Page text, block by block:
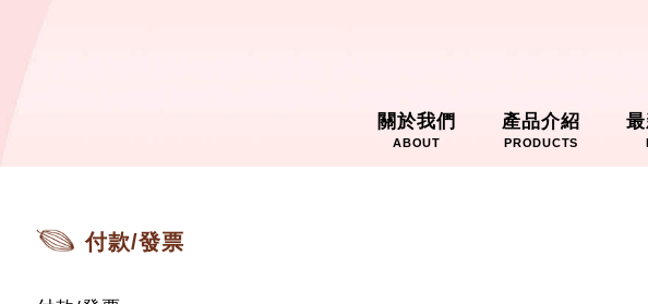
關於我們
ABOUT
產品介紹
PRODUCTS
付款/發票